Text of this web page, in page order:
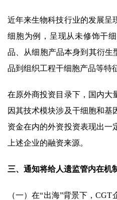
近年来生物科技行业的发展呈
细胞为例，呈现从未修饰干
品、从细胞产品本身到其衍生
品到组织工程干细胞产品等特
在原外商投资目录下，国内大
因其技术模块涉及干细胞和基
资金在内的外资投资表现出一
上述企业的融资来源。
三、通知将给人遗监管内在机
（一）在“出海”背景下，